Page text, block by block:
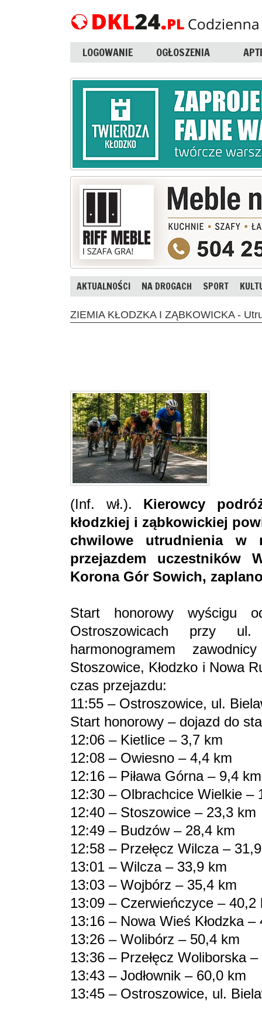
LOGOWANIE OGŁOSZENIA
AKTUALNOŚCI NA DROGACH SPORT
ZIEMIA KŁODZKA I ZĄBKOWICKA -
(Inf. wł.). Kierowcy
kłodzkiej i ząbkowickiej
chwilowe utrudnienia w
przejazdem uczestników
Korona Gór Sowich,
Start honorowy wyścigu
Ostroszowicach przy
harmonogramem
Stoszowice, Kłodzko i Nowa
czas przejazdu:
11:55 – Ostroszowice, ul.
Start honorowy – dojazd do
12:06 – Kietlice – 3,7 km
12:08 – Owiesno – 4,4 km
12:16 – Piława Górna – 9,4 km
12:30 – Olbrachcice Wielkie –
12:40 – Stoszowice – 23,3 km
12:49 – Budzów – 28,4 km
12:58 – Przełęcz Wilcza –
13:01 – Wilcza – 33,9 km
13:03 – Wojbórz – 35,4 km
13:09 – Czerwieńczyce – 40,2
13:16 – Nowa Wieś Kłodzka –
13:26 – Wolibórz – 50,4 km
13:36 – Przełęcz Woliborska
13:43 – Jodłownik – 60,0 km
13:45 – Ostroszowice, ul.